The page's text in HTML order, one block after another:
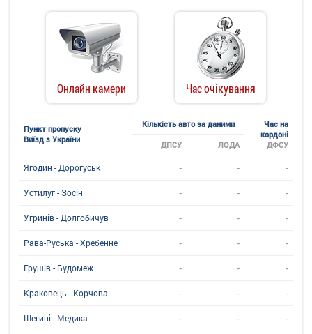
Онлайн камери Час очікування
Пункт пропуску
Виїзд з України
Кількість авто за даними
Час на
кордоні
ДФСУ
ДПСУ ЛОДА
Ягодин - Дорогуськ - - -
Устилуг - Зосін - - -
Угринiв - Долгобичув - - -
Рава-Руська - Хребенне - - -
Грушів - Будомеж - - -
Краковець - Корчова - - -
Шегині - Медика - - -